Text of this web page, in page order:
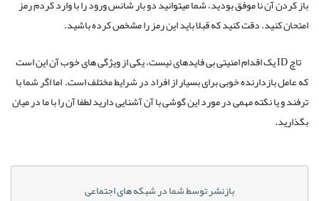
باز کردن آن نا موفق بودید، شما می­توانید دو بار شانس ورود را با وارد کردم رمز
امتحان کنید. دقت کنید که قبلا باید این رمز را مشخص کرده باشید.
تاچ ID یک اقدام امنیتی بی فایده­ای نیست، یکی از ویژگی های خوب آن این است
که عامل بازدارنده خوبی برای بسیار از افراد در شرایط مختلف است. اما اگر شما با
ترفند و یا نکته مهمی در مورد این گوشی با آن آشنایی دارید لطفا آن را با ما در میان
بگذارید.
بازنشر توسط شما در شبکه های اجتماعی